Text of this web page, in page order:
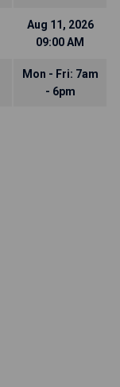
Aug 11, 2026
09:00 AM
Mon - Fri: 7am
- 6pm